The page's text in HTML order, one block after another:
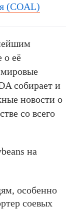
(COAL)
о её
мировые
собирает и
новости о
со всего
на
особенно
соевых